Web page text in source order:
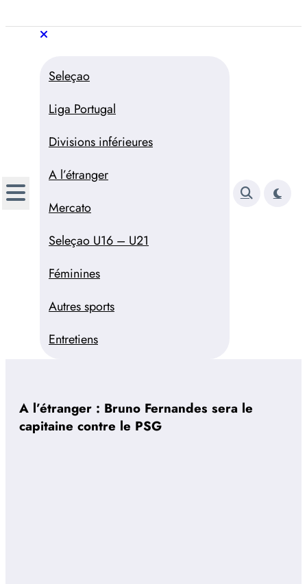
au
Trivela
L'actualité du football portugais
Seleçao
Liga Portugal
Divisions inférieures
A l’étranger
Mercato
Seleçao U16 – U21
Féminines
Autres sports
Entretiens
A l’étranger : Bruno Fernandes sera le
capitaine contre le PSG